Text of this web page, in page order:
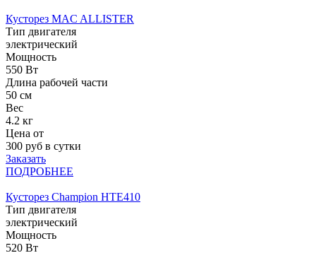
Кусторез MAC ALLISTER
Тип двигателя
электрический
Мощность
550 Вт
Длина рабочей части
50 см
Вес
4.2 кг
Цена от
300 руб в сутки
Заказать
ПОДРОБНЕЕ
Кусторез Champion HTE410
Тип двигателя
электрический
Мощность
520 Вт